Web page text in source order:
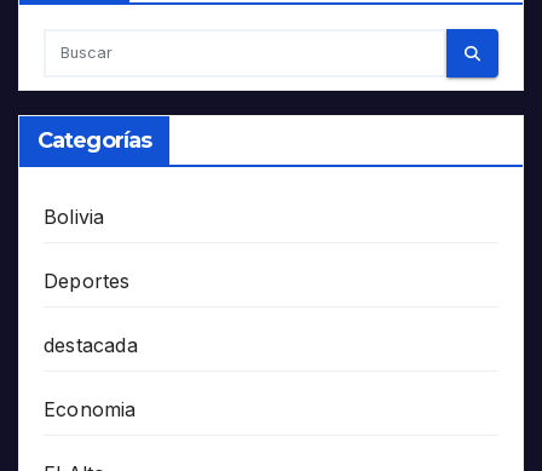
Categorías
Bolivia
Deportes
destacada
Economia